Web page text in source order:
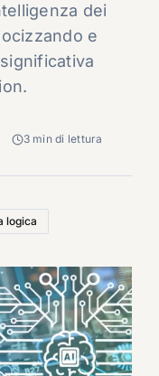
dei
e
3 min di lettura
logica